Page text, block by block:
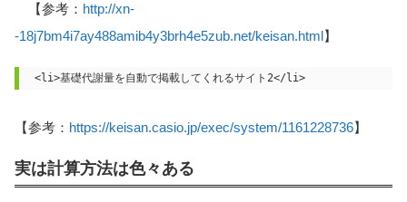
【参考： http://xn-
-18j7bm4i7ay488amib4y3brh4e5zub.net/keisan.html】
【参考： https://keisan.casio.jp/exec/system/1161228736】
実は計算方法は色々ある